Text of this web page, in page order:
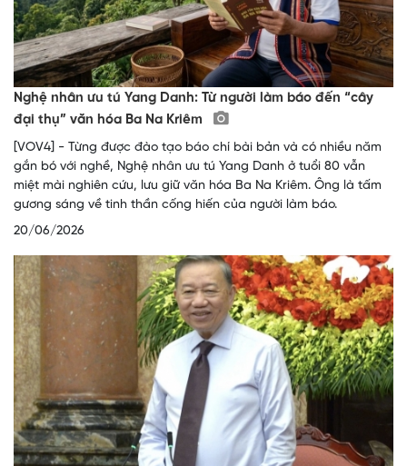
Nghệ nhân ưu tú Yang Danh: Từ người làm báo đến “cây
đại thụ” văn hóa Ba Na Kriêm
[VOV4] - Từng được đào tạo báo chí bài bản và có nhiều năm
gắn bó với nghề, Nghệ nhân ưu tú Yang Danh ở tuổi 80 vẫn
miệt mài nghiên cứu, lưu giữ văn hóa Ba Na Kriêm. Ông là tấm
gương sáng về tinh thần cống hiến của người làm báo.
20/06/2026